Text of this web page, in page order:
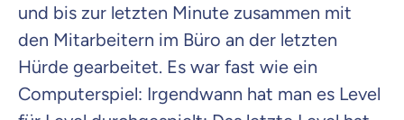
und bis zur letzten Minute zusammen mit
den Mitarbeitern im Büro an der letzten
Hürde gearbeitet. Es war fast wie ein
Computerspiel: Irgendwann hat man es Level